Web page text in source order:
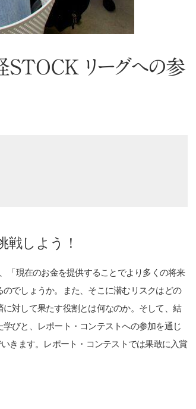
STOCK リーグへの参
戦しよう！
「現在のお金を提供することでより多くの将来
でしょうか。また、そこに潜むリスクはどの
対して果たす役割とは何なのか。そして、結
びと、レポート・コンテストへの参加を通じ
きます。レポート・コンテストでは果敢に入賞